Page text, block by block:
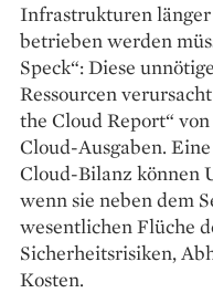
Infrastrukturen
betrieben werden
Speck“: Diese
Ressourcen
the Cloud Report“
Cloud-Ausgaben.
Cloud-Bilanz können
wenn sie neben dem
wesentlichen Flüche
Sicherheitsrisiken,
Kosten.